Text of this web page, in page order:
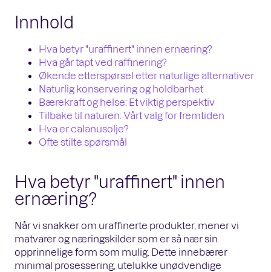
Innhold
Hva betyr "uraffinert" innen ernæring?
Hva går tapt ved raffinering?
Økende etterspørsel etter naturlige alternativer
Naturlig konservering og holdbarhet
Bærekraft og helse: Et viktig perspektiv
Tilbake til naturen: Vårt valg for fremtiden
Hva er calanusolje?
Ofte stilte spørsmål
Hva betyr "uraffinert" innen
ernæring?
Når vi snakker om uraffinerte produkter, mener vi
matvarer og næringskilder som er så nær sin
opprinnelige form som mulig. Dette innebærer
minimal prosessering, utelukke unødvendige